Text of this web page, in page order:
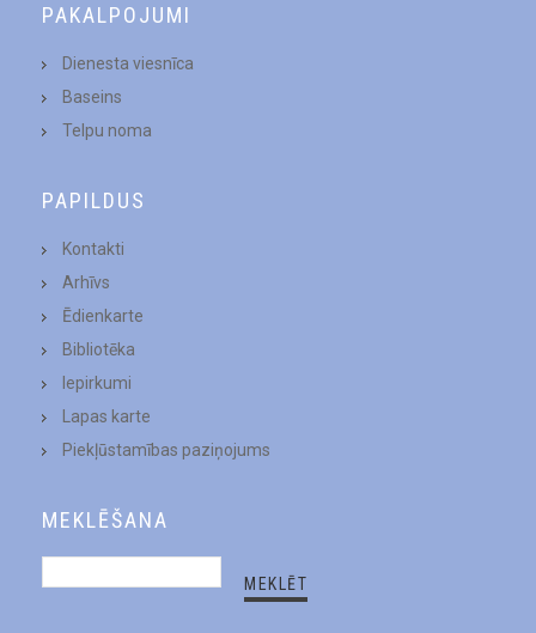
PAKALPOJUMI
Dienesta viesnīca
Baseins
Telpu noma
PAPILDUS
Kontakti
Arhīvs
Ēdienkarte
Bibliotēka
Iepirkumi
Lapas karte
Piekļūstamības paziņojums
MEKLĒŠANA